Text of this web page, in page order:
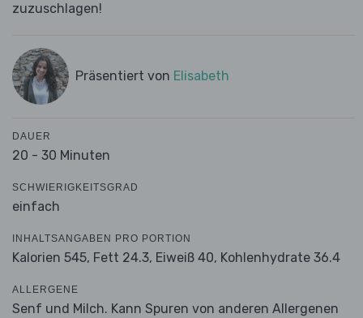
zuzuschlagen!
Präsentiert von Elisabeth
DAUER
20 - 30 Minuten
SCHWIERIGKEITSGRAD
einfach
INHALTSANGABEN PRO PORTION
Kalorien 545, Fett 24.3, Eiweiß 40, Kohlenhydrate 36.4
ALLERGENE
Senf und Milch. Kann Spuren von anderen Allergenen